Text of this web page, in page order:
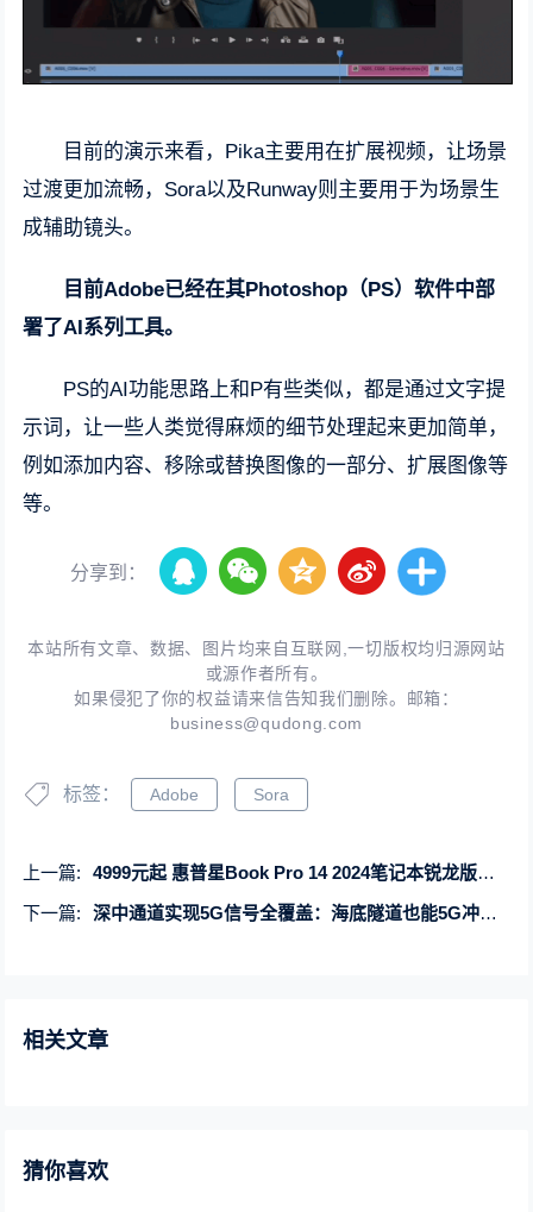
目前的演示来看，Pika主要用在扩展视频，让场景
过渡更加流畅，Sora以及Runway则主要用于为场景生
成辅助镜头。
目前Adobe已经在其Photoshop（PS）软件中部
署了AI系列工具。
PS的AI功能思路上和P有些类似，都是通过文字提
示词，让一些人类觉得麻烦的细节处理起来更加简单，
例如添加内容、移除或替换图像的一部分、扩展图像等
等。
分享到：
本站所有文章、数据、图片均来自互联网,一切版权均归源网站
或源作者所有。
如果侵犯了你的权益请来信告知我们删除。邮箱：
business@qudong.com
标签： Adobe Sora
上一篇:
4999元起 惠普星Book Pro 14 2024笔记本锐龙版上架：最高锐龙7-8845H
下一篇:
深中通道实现5G信号全覆盖：海底隧道也能5G冲浪上网
相关文章
猜你喜欢